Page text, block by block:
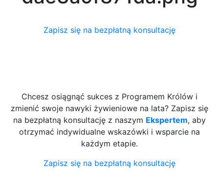
Zapisz się na bezpłatną konsultację
Chcesz osiągnąć sukces z Programem Królów i
zmienić swoje nawyki żywieniowe na lata? Zapisz się
na bezpłatną konsultację z naszym Ekspertem, aby
otrzymać indywidualne wskazówki i wsparcie na
każdym etapie.
Zapisz się na bezpłatną konsultację